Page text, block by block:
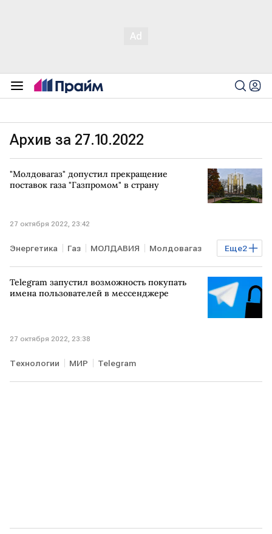
Архив за 27.10.2022
"Молдовагаз" допустил прекращение
поставок газа "Газпромом" в страну
27 октября 2022, 23:42
Еще2
Энергетика Газ МОЛДАВИЯ Молдовагаз
Газпром поставки газа
Telegram запустил возможность покупать
имена пользователей в мессенджере
27 октября 2022, 23:38
Технологии МИР Telegram